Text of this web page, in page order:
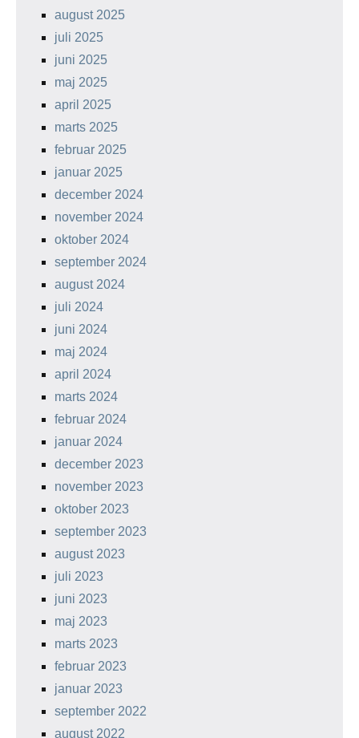
august 2025
juli 2025
juni 2025
maj 2025
april 2025
marts 2025
februar 2025
januar 2025
december 2024
november 2024
oktober 2024
september 2024
august 2024
juli 2024
juni 2024
maj 2024
april 2024
marts 2024
februar 2024
januar 2024
december 2023
november 2023
oktober 2023
september 2023
august 2023
juli 2023
juni 2023
maj 2023
marts 2023
februar 2023
januar 2023
september 2022
august 2022